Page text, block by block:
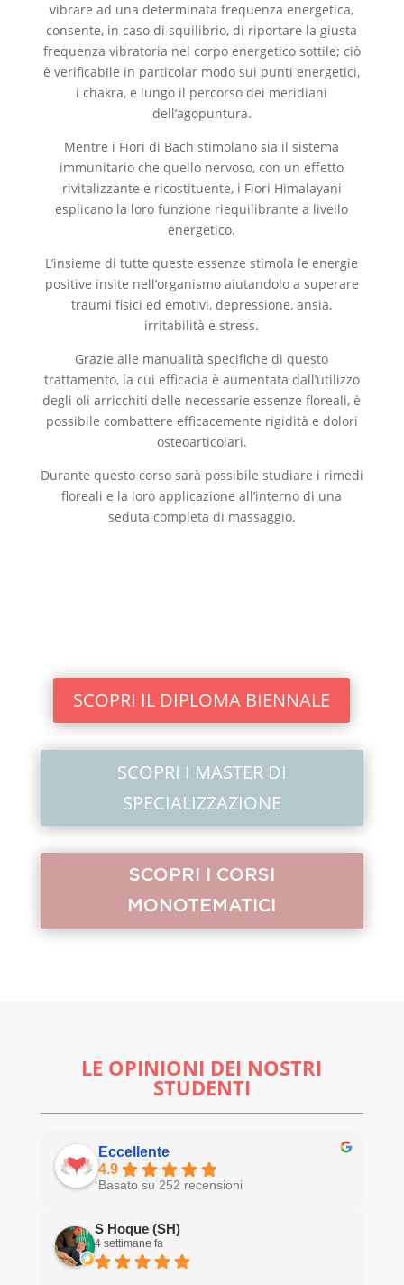
vibrare ad una determinata frequenza energetica,
consente, in caso di squilibrio, di riportare la giusta
frequenza vibratoria nel corpo energetico sottile; ciò
è verificabile in particolar modo sui punti energetici,
i chakra, e lungo il percorso dei meridiani
dell’agopuntura.
Mentre i Fiori di Bach stimolano sia il sistema
immunitario che quello nervoso, con un effetto
rivitalizzante e ricostituente, i Fiori Himalayani
esplicano la loro funzione riequilibrante a livello
energetico.
L’insieme di tutte queste essenze stimola le energie
positive insite nell’organismo aiutandolo a superare
traumi fisici ed emotivi, depressione, ansia,
irritabilità e stress.
Grazie alle manualità specifiche di questo
trattamento, la cui efficacia è aumentata dall’utilizzo
degli oli arricchiti delle necessarie essenze floreali, è
possibile combattere efficacemente rigidità e dolori
osteoarticolari.
Durante questo corso sarà possibile studiare i rimedi
floreali e la loro applicazione all’interno di una
seduta completa di massaggio.
SCOPRI IL DIPLOMA BIENNALE
SCOPRI I MASTER DI
SPECIALIZZAZIONE
SCOPRI I CORSI
MONOTEMATICI
LE OPINIONI DEI NOSTRI
STUDENTI
Eccellente
4.9
Basato su 252 recensioni
S Hoque (SH)
4 settimane fa